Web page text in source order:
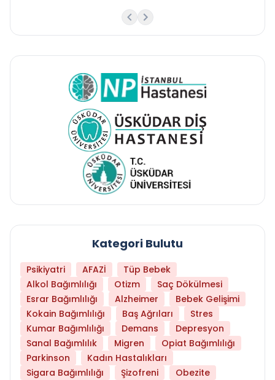
Kategori Bulutu
Psikiyatri AFAZİ
Tüp Bebek
Alkol Bağımlılığı
Otizm
Saç Dökülmesi
Esrar Bağımlılığı
Alzheimer
Bebek Gelişimi
Kokain Bağımlılığı
Baş Ağrıları
Stres
Kumar Bağımlılığı
Demans
Depresyon
Sanal Bağımlılık
Migren
Opiat Bağımlılığı
Parkinson
Kadın Hastalıkları
Sigara Bağımlılığı
Şizofreni Obezite